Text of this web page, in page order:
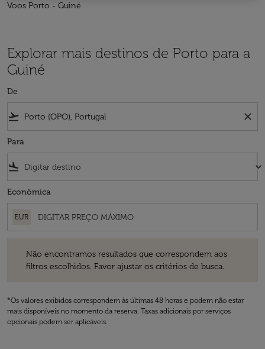
Voos Porto - Guiné
Explorar mais destinos de Porto para a
Guiné
De
flight_takeoff close
Para
flight_land keyboard_arrow_down
Econômica
EUR
Não encontramos resultados que correspondem aos
filtros escolhidos. Favor ajustar os critérios de busca.
*Os valores exibidos correspondem às últimas 48 horas e podem não estar
mais disponíveis no momento da reserva. Taxas adicionais por serviços
opcionais podem ser aplicáveis.